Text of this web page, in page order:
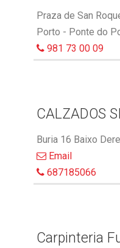
Praza de San
Porto - Ponte do
981 73 00 09
CALZADOS
Buria 16 Baixo
Email
687185066
Carpinteria